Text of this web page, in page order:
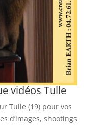
vidéos Tulle
Tulle (19) pour vos
d’images, shootings